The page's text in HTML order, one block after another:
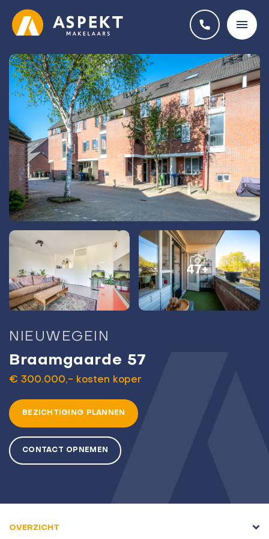
47+
NIEUWEGEIN
Braamgaarde 57
€ 300.000,- kosten koper
BEZICHTIGING PLANNEN
CONTACT OPNEMEN
OVERZICHT